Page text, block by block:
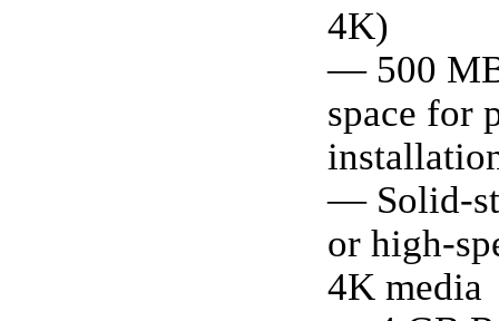
4K)
— 500
space for
— Solid-
or high-
4K media